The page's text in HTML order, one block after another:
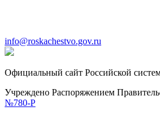
info@roskachestvo.gov.ru
Официальный сайт Российской
Учреждено Распоряжением
№780-Р